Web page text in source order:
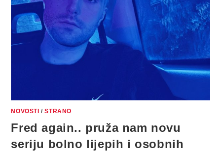
NOVOSTI /STRANO
Fred again.. pruža nam novu
seriju bolno lijepih i osobnih